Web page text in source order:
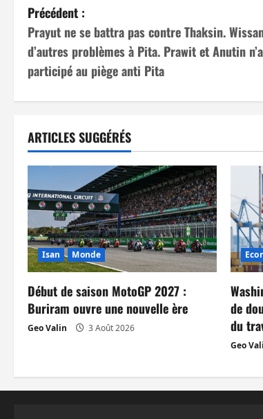
N
a
v
i
g
a
t
i
o
n
d
’
r
Précédent :
Prayut ne se battra pas contre Thaksin.
d’autres problèmes à Pita. Prawit et Anutin
participé au piège anti Pita
ARTICLES SUGGÉRÉS
Isan Monde
Début de saison MotoGP 2027 :
Buriram ouvre une nouvelle ère
Geo Valin 3 Août 2026
de
du
Geo